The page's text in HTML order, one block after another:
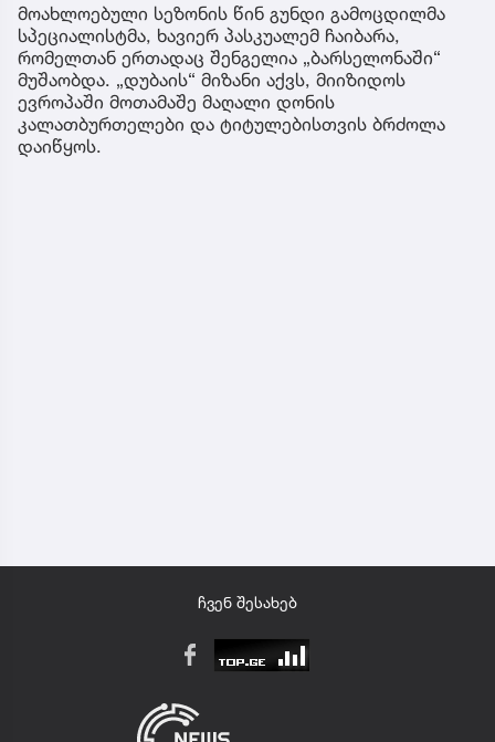
მოახლოებული სეზონის წინ გუნდი გამოცდილმა
სპეციალისტმა, ხავიერ პასკუალემ ჩაიბარა,
რომელთან ერთადაც შენგელია „ბარსელონაში“
მუშაობდა. „დუბაის“ მიზანი აქვს, მიიზიდოს
ევროპაში მოთამაშე მაღალი დონის
კალათბურთელები და ტიტულებისთვის ბრძოლა
დაიწყოს.
ჩვენ შესახებ